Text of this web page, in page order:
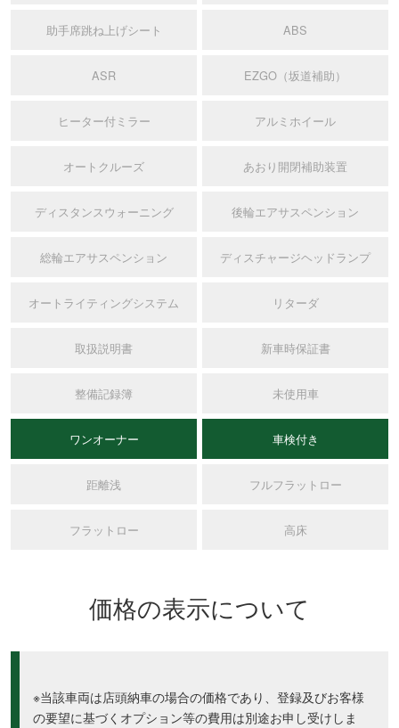
助手席跳ね上げシート ABS
ASR EZGO（坂道補助）
ヒーター付ミラー アルミホイール
オートクルーズ あおり開閉補助装置
ディスタンスウォーニング 後輪エアサスペンション
総輪エアサスペンション ディスチャージヘッドランプ
オートライティングシステム リターダ
取扱説明書 新車時保証書
整備記録簿 未使用車
ワンオーナー 車検付き
距離浅 フルフラットロー
フラットロー 高床
価格の表示について
※当該車両は店頭納車の場合の価格であり、登録及びお客様
の要望に基づくオプション等の費用は別途お申し受けしま